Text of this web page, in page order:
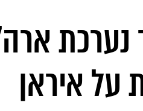
נערכת
איראן